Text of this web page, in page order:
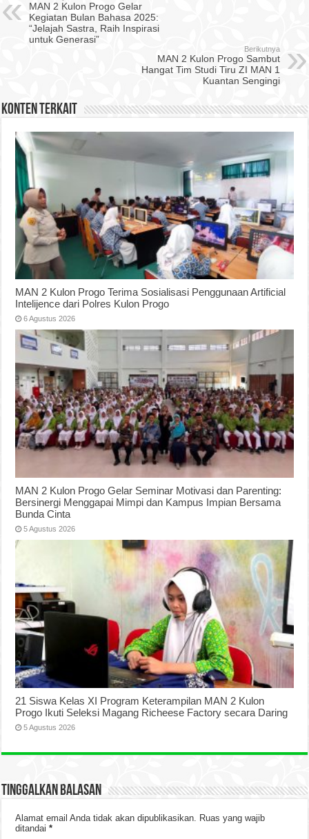
MAN 2 Kulon Progo Gelar
Kegiatan Bulan Bahasa 2025:
“Jelajah Sastra, Raih Inspirasi
untuk Generasi”
Berikutnya
MAN 2 Kulon Progo Sambut
Hangat Tim Studi Tiru ZI MAN 1
Kuantan Sengingi
Konten Terkait
MAN 2 Kulon Progo Terima Sosialisasi Penggunaan Artificial
Intelijence dari Polres Kulon Progo
6 Agustus 2026
MAN 2 Kulon Progo Gelar Seminar Motivasi dan Parenting:
Bersinergi Menggapai Mimpi dan Kampus Impian Bersama
Bunda Cinta
5 Agustus 2026
21 Siswa Kelas XI Program Keterampilan MAN 2 Kulon
Progo Ikuti Seleksi Magang Richeese Factory secara Daring
5 Agustus 2026
Tinggalkan Balasan
Alamat email Anda tidak akan dipublikasikan.
Ruas yang wajib
ditandai*